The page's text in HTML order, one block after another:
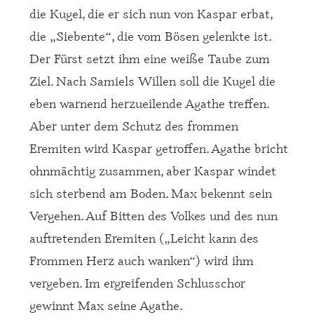
die Kugel, die er sich nun von Kaspar erbat,
die „Siebente“, die vom Bösen gelenkte ist.
Der Fürst setzt ihm eine weiße Taube zum
Ziel. Nach Samiels Willen soll die Kugel die
eben warnend herzueilende Agathe treffen.
Aber unter dem Schutz des frommen
Eremiten wird Kaspar getroffen. Agathe bricht
ohnmächtig zusammen, aber Kaspar windet
sich sterbend am Boden. Max bekennt sein
Vergehen. Auf Bitten des Volkes und des nun
auftretenden Eremiten („Leicht kann des
Frommen Herz auch wanken“) wird ihm
vergeben. Im ergreifenden Schlusschor
gewinnt Max seine Agathe.